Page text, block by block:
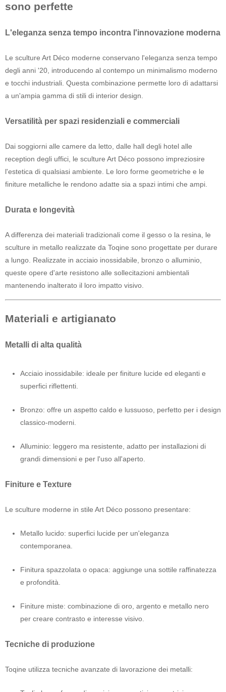
sono perfette
L'eleganza senza tempo incontra l'innovazione moderna
Le sculture Art Déco moderne conservano l'eleganza senza tempo
degli anni '20, introducendo al contempo un minimalismo moderno
e tocchi industriali. Questa combinazione permette loro di adattarsi
a un'ampia gamma di stili di interior design.
Versatilità per spazi residenziali e commerciali
Dai soggiorni alle camere da letto, dalle hall degli hotel alle
reception degli uffici, le sculture Art Déco possono impreziosire
l'estetica di qualsiasi ambiente. Le loro forme geometriche e le
finiture metalliche le rendono adatte sia a spazi intimi che ampi.
Durata e longevità
A differenza dei materiali tradizionali come il gesso o la resina, le
sculture in metallo realizzate da Toqine sono progettate per durare
a lungo. Realizzate in acciaio inossidabile, bronzo o alluminio,
queste opere d'arte resistono alle sollecitazioni ambientali
mantenendo inalterato il loro impatto visivo.
Materiali e artigianato
Metalli di alta qualità
Acciaio inossidabile: ideale per finiture lucide ed eleganti e
superfici riflettenti.
Bronzo: offre un aspetto caldo e lussuoso, perfetto per i design
classico-moderni.
Alluminio: leggero ma resistente, adatto per installazioni di
grandi dimensioni e per l'uso all'aperto.
Finiture e Texture
Le sculture moderne in stile Art Déco possono presentare:
Metallo lucido: superfici lucide per un'eleganza
contemporanea.
Finitura spazzolata o opaca: aggiunge una sottile raffinatezza
e profondità.
Finiture miste: combinazione di oro, argento e metallo nero
per creare contrasto e interesse visivo.
Tecniche di produzione
Toqine utilizza tecniche avanzate di lavorazione dei metalli: